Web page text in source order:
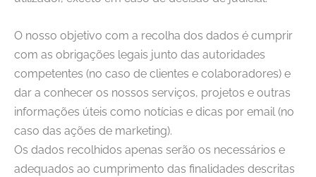
O nosso objetivo com a recolha dos dados é cumprir
com as obrigações legais junto das autoridades
competentes (no caso de clientes e colaboradores) e
dar a conhecer os nossos serviços, projetos e outras
informações úteis como notícias e dicas por email (no
caso das ações de marketing).
Os dados recolhidos apenas serão os necessários e
adequados ao cumprimento das finalidades descritas